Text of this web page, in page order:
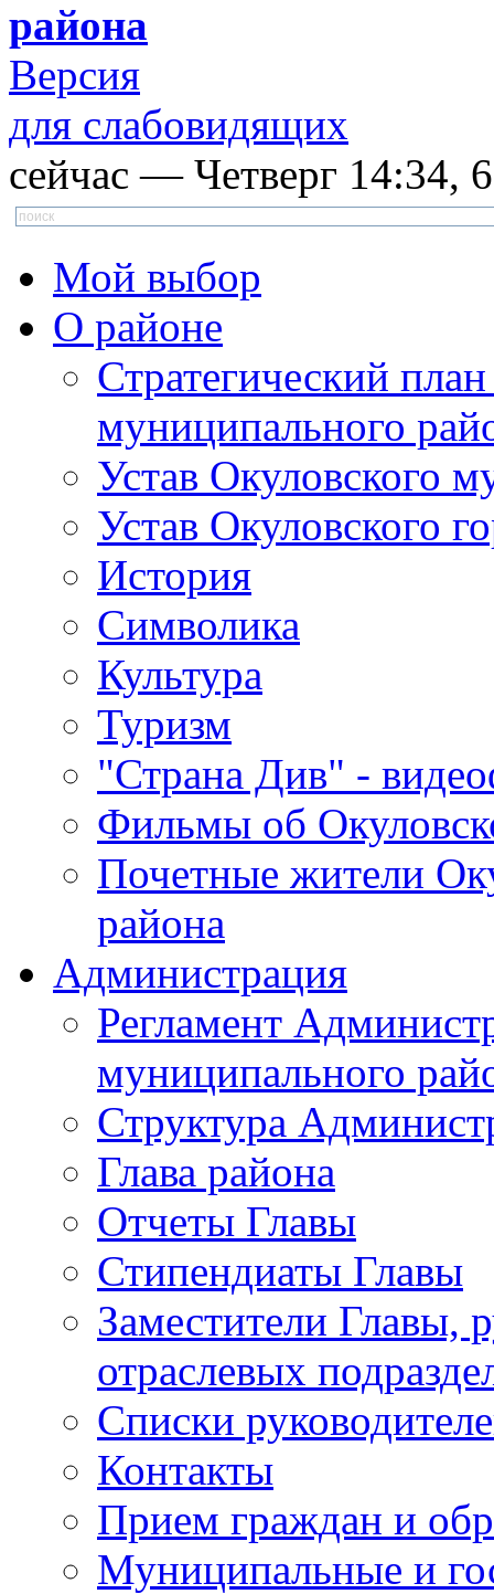
района
Версия
для слабовидящих
сейчас — Четверг 14:34, 6
Мой выбор
О районе
Стратегический
муниципального
Устав Окуловского
Устав Окуловского
История
Символика
Культура
Туризм
"Страна Див" -
Фильмы об
Почетные жители
района
Администрация
Регламент
муниципального
Структура
Глава района
Отчеты Главы
Стипендиаты Главы
Заместители Главы,
отраслевых
Списки
Контакты
Прием граждан и
Муниципальные и